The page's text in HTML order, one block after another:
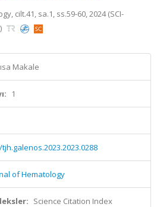
cilt.41, sa.1, ss.59-60, 2024 (SCI-
Makale
1
tjh.galenos.2023.2023.0288
of Hematology
Science Citation Index